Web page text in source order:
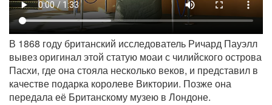
В 1868 году британский исследователь Ричард Пауэлл
вывез оригинал этой статую моаи с чилийского острова
Пасхи, где она стояла несколько веков, и представил в
качестве подарка королеве Виктории. Позже она
передала её Британскому музею в Лондоне.